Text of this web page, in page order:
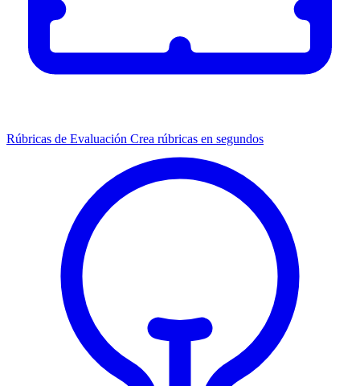
Rúbricas de Evaluación Crea rúbricas en segundos